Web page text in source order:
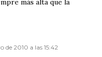
más alta que la
de 2010 a las 15:42